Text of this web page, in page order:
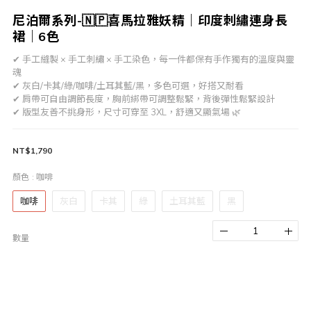
尼泊爾系列-🇳🇵喜馬拉雅妖精｜印度刺繡連身長
裙｜6色
✔ 手工縫製 × 手工刺繡 × 手工染色，每一件都保有手作獨有的溫度與靈
魂
✔ 灰白/卡其/綠/咖啡/土耳其藍/黑，多色可選，好搭又耐看
✔ 肩帶可自由調節長度，胸前綁帶可調整鬆緊，背後彈性鬆緊設計
✔ 版型友善不挑身形，尺寸可穿至 3XL，舒適又顯氣場 🌿
NT$1,790
顏色 : 咖啡
咖啡 灰白 卡其 綠 土耳其藍 黑
數量